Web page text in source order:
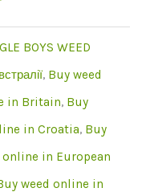
BOYS WEED
, Buy weed
in Britain, Buy
in Croatia, Buy
online in European
weed online in